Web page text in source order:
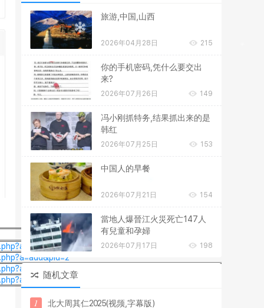
旅游,中国,山西
2026年04月28日 215
你的手机密码,凭什么要交出
来?
2026年07月26日 149
冯小刚抓特务,结果抓出来的是
韩红
2026年07月25日 153
中国人的早餐
2026年07月21日 154
當地人爆晉江火災死亡147人
有兒童和孕婦
2026年07月17日 198
随机文章
1 北大 周其仁2025(视频 字幕版)